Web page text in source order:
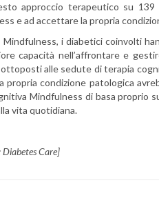
approccio terapeutico su
e ad accettare la propria
i diabetici coinvolti
capacità nell’affrontare e
alle sedute di terapia
propria condizione patologica
Mindfulness di basa proprio
vita quotidiana.
Care]